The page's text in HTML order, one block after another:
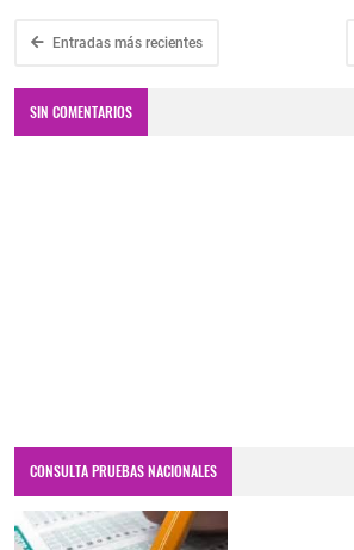
Entradas más recientes
SIN COMENTARIOS
CONSULTA PRUEBAS NACIONALES